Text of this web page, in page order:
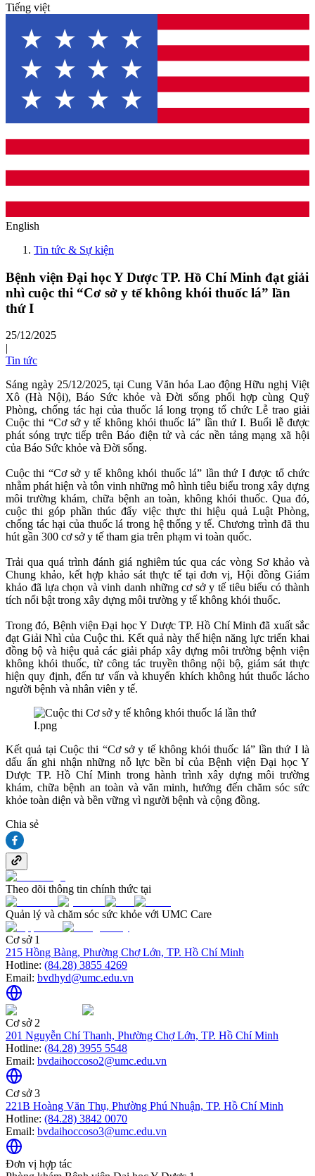
Tiếng việt
English
Tin tức & Sự kiện
Bệnh viện Đại học Y Dược TP. Hồ Chí Minh đạt giải
nhì cuộc thi “Cơ sở y tế không khói thuốc lá” lần
thứ I
25/12/2025
|
Tin tức
Sáng ngày 25/12/2025, tại Cung Văn hóa Lao động Hữu nghị Việt
Xô (Hà Nội), Báo Sức khỏe và Đời sống phối hợp cùng Quỹ
Phòng, chống tác hại của thuốc lá long trọng tổ chức Lễ trao giải
Cuộc thi “Cơ sở y tế không khói thuốc lá” lần thứ I. Buổi lễ được
phát sóng trực tiếp trên Báo điện tử và các nền tảng mạng xã hội
của Báo Sức khỏe và Đời sống.
Cuộc thi “Cơ sở y tế không khói thuốc lá” lần thứ I được tổ chức
nhằm phát hiện và tôn vinh những mô hình tiêu biểu trong xây dựng
môi trường khám, chữa bệnh an toàn, không khói thuốc. Qua đó,
cuộc thi góp phần thúc đẩy việc thực thi hiệu quả Luật Phòng,
chống tác hại của thuốc lá trong hệ thống y tế. Chương trình đã thu
hút gần 300 cơ sở y tế tham gia trên phạm vi toàn quốc.
Trải qua quá trình đánh giá nghiêm túc qua các vòng Sơ khảo và
Chung khảo, kết hợp khảo sát thực tế tại đơn vị, Hội đồng Giám
khảo đã lựa chọn và vinh danh những cơ sở y tế tiêu biểu có thành
tích nổi bật trong xây dựng môi trường y tế không khói thuốc.
Trong đó, Bệnh viện Đại học Y Dược TP. Hồ Chí Minh đã xuất sắc
đạt Giải Nhì của Cuộc thi. Kết quả này thể hiện năng lực triển khai
đồng bộ và hiệu quả các giải pháp xây dựng môi trường bệnh viện
không khói thuốc, từ công tác truyền thông nội bộ, giám sát thực
hiện quy định, đến tư vấn và khuyến khích không hút thuốc lácho
người bệnh và nhân viên y tế.
Kết quả tại Cuộc thi “Cơ sở y tế không khói thuốc lá” lần thứ I là
dấu ấn ghi nhận những nỗ lực bền bỉ của Bệnh viện Đại học Y
Dược TP. Hồ Chí Minh trong hành trình xây dựng môi trường
khám, chữa bệnh an toàn và văn minh, hướng đến chăm sóc sức
khỏe toàn diện và bền vững vì người bệnh và cộng đồng.
Chia sẻ
Theo dõi thông tin chính thức tại
Quản lý và chăm sóc sức khỏe với UMC Care
Cơ sở 1
215 Hồng Bàng, Phường Chợ Lớn, TP. Hồ Chí Minh
Hotline: (84.28) 3855 4269
Email: bvdhyd@umc.edu.vn
Cơ sở 2
201 Nguyễn Chí Thanh, Phường Chợ Lớn, TP. Hồ Chí Minh
Hotline: (84.28) 3955 5548
Email: bvdaihoccoso2@umc.edu.vn
Cơ sở 3
221B Hoàng Văn Thụ, Phường Phú Nhuận, TP. Hồ Chí Minh
Hotline: (84.28) 3842 0070
Email: bvdaihoccoso3@umc.edu.vn
Đơn vị hợp tác